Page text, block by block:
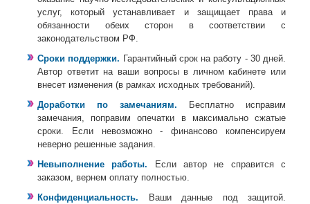
услуг, который устанавливает и защищает права и
обязанности обеих сторон в соответствии с
законодательством РФ.
Сроки поддержки. Гарантийный срок на работу - 30 дней.
Автор ответит на ваши вопросы в личном кабинете или
внесет изменения (в рамках исходных требований).
Доработки по замечаниям. Бесплатно исправим
замечания, поправим опечатки в максимально сжатые
сроки. Если невозможно - финансово компенсируем
неверно решенные задания.
Невыполнение работы. Если автор не справится с
заказом, вернем оплату полностью.
Конфиденциальность. Ваши данные под защитой.